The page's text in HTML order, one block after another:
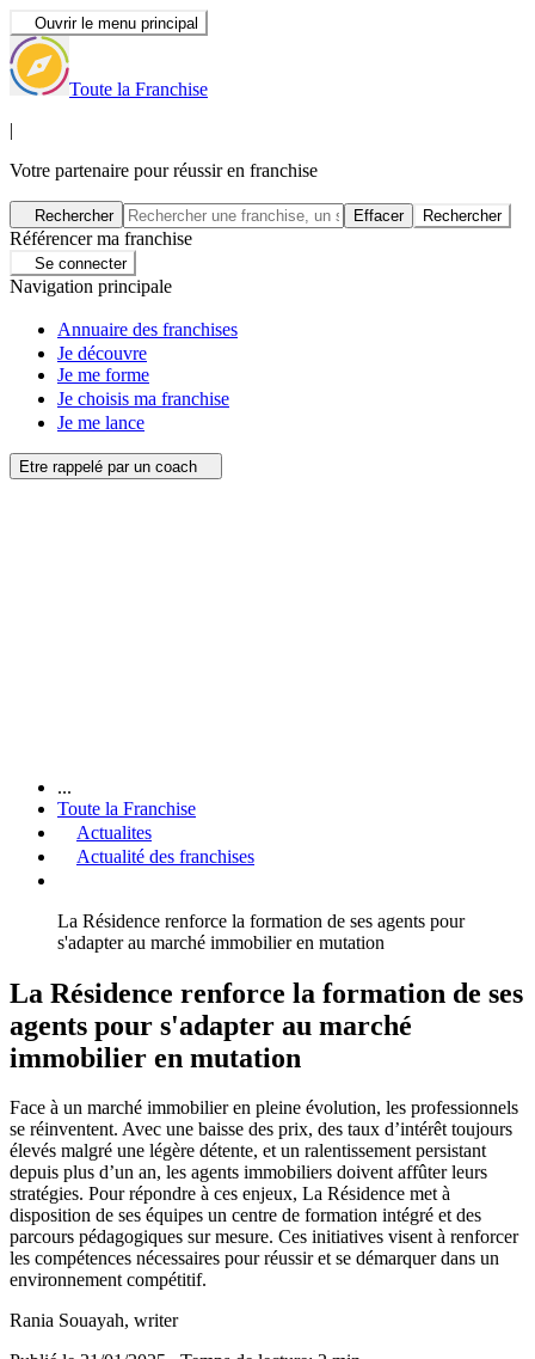
Ouvrir le menu principal
Toute la Franchise
|
Votre partenaire pour réussir en franchise
Rechercher Effacer Rechercher
Référencer ma franchise
Se connecter
Navigation principale
Annuaire des franchises
Je découvre
Je me forme
Je choisis ma franchise
Je me lance
Etre rappelé par un coach
...
Toute la Franchise
Actualites
Actualité des franchises
La Résidence renforce la formation de ses agents pour
s'adapter au marché immobilier en mutation
La Résidence renforce la formation de ses
agents pour s'adapter au marché
immobilier en mutation
Face à un marché immobilier en pleine évolution, les professionnels
se réinventent. Avec une baisse des prix, des taux d’intérêt toujours
élevés malgré une légère détente, et un ralentissement persistant
depuis plus d’un an, les agents immobiliers doivent affûter leurs
stratégies. Pour répondre à ces enjeux, La Résidence met à
disposition de ses équipes un centre de formation intégré et des
parcours pédagogiques sur mesure. Ces initiatives visent à renforcer
les compétences nécessaires pour réussir et se démarquer dans un
environnement compétitif.
Rania Souayah, writer